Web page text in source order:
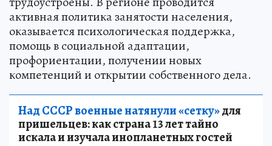
активная политика занятости населения,
оказывается психологическая поддержка,
помощь в социальной адаптации,
профориентации, получении новых
компетенций и открытии собственного дела.
Над СССР военные натянули «сетку»для
пришельцев: как страна 13 лет тайно
искала и изучала инопланетных гостей